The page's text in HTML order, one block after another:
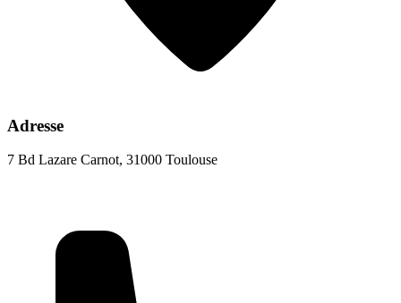
Adresse
7 Bd Lazare Carnot, 31000 Toulouse